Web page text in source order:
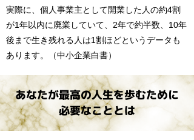
実際に、個人事業主として開業した人の約4割
が1年以内に廃業していて、2年で約半数、10年
後まで生き残れる人は1割ほどというデータも
あります。（中小企業白書）
あなたが最高の人生を歩むために
​必要なこととは